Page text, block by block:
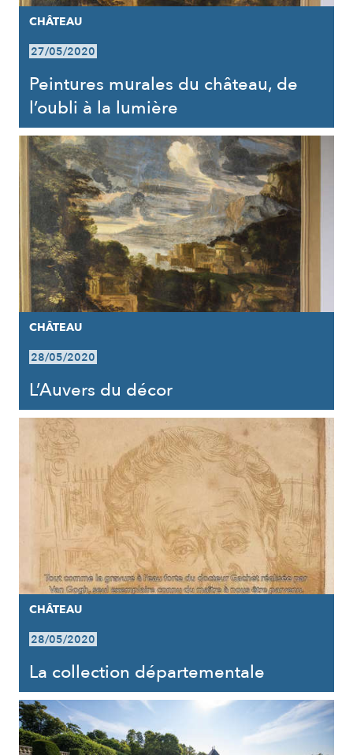
CHÂTEAU
27/05/2020
Peintures murales du château, de
l’oubli à la lumière
CHÂTEAU
28/05/2020
L’Auvers du décor
CHÂTEAU
28/05/2020
La collection départementale